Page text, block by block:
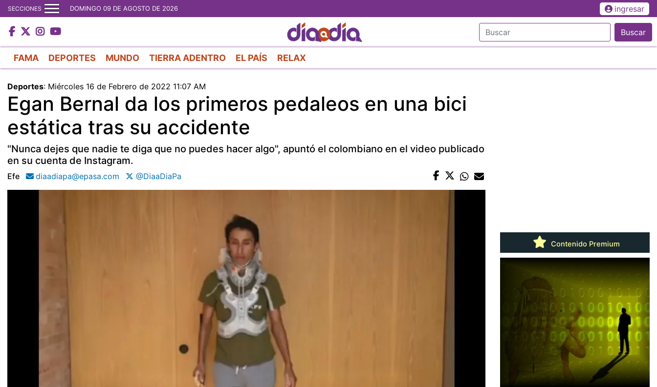
al
contenido
principal
SECCIONES DOMINGO 09 DE AGOSTO DE 2026 ingresar
Buscar
FAMA DEPORTES MUNDO TIERRA ADENTRO EL PAÍS RELAX
Deportes: Miércoles 16 de Febrero de 2022 11:07 AM
Egan Bernal da los primeros pedaleos en una bici
estática tras su accidente
"Nunca dejes que nadie te diga que no puedes hacer algo", apuntó el colombiano en el video publicado
en su cuenta de Instagram.
Efe diaadiapa@epasa.com @DiaaDiaPa
Contenido Premium